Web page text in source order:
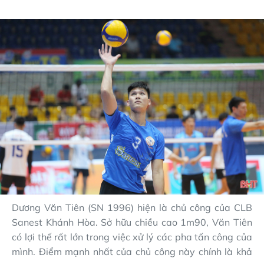
Dương Văn Tiên (SN 1996) hiện là chủ công của CLB
Sanest Khánh Hòa. Sở hữu chiều cao 1m90, Văn Tiên
có lợi thế rất lớn trong việc xử lý các pha tấn công của
mình. Điểm mạnh nhất của chủ công này chính là khả